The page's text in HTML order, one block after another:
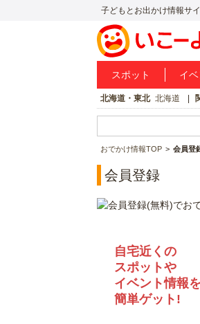
子どもとお出かけ情報サ
スポット イベ
北海道・東北 北海道
おでかけ情報TOP 会員登
会員登録
自宅近くの
スポットや
イベント情報を
簡単ゲット!